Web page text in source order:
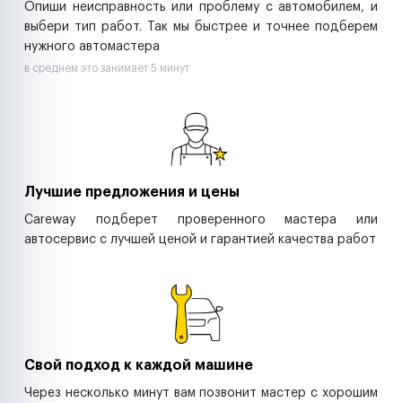
Опиши неисправность или проблему с автомобилем, и
выбери тип работ. Так мы быстрее и точнее подберем
нужного автомастера
в среднем это занимает 5 минут
Лучшие предложения и цены
Careway подберет проверенного мастера или
автосервис с лучшей ценой и гарантией качества работ
Свой подход к каждой машине
Через несколько минут вам позвонит мастер с хорошим